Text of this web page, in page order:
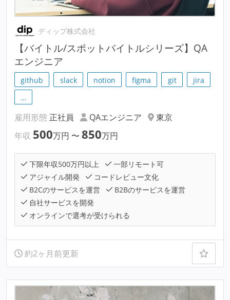
ディップ株式会社
【バイトル/スポットバイトルシリーズ】QA
エンジニア
github slack notion figma git
jira
…
雇用形態 正社員 QAエンジニア
東京
年収 500万円 〜 850万円
下限年収500万円以上
一部リモート可
アジャイル開発
コードレビュー文化
B2Cのサービスを運営
B2Bのサービスを運営
自社サービスを開発
オンラインで選考が受けられる
約2ヶ月前更新